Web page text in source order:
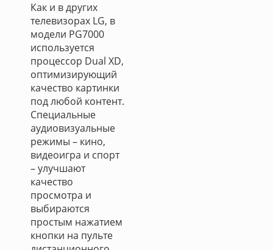
Как и в других
телевизорах LG, в
модели PG7000
используется
процессор Dual XD,
оптимизирующий
качество картинки
под любой контент.
Специальные
аудиовизуальные
режимы – кино,
видеоигра и спорт
– улучшают
качество
просмотра и
выбираются
простым нажатием
кнопки на пульте